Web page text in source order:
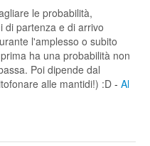
le probabilità,
di partenza e di arrivo
l'amplesso o subito
ha una probabilità non
Poi dipende dal
alle mantidi!) :D - Al